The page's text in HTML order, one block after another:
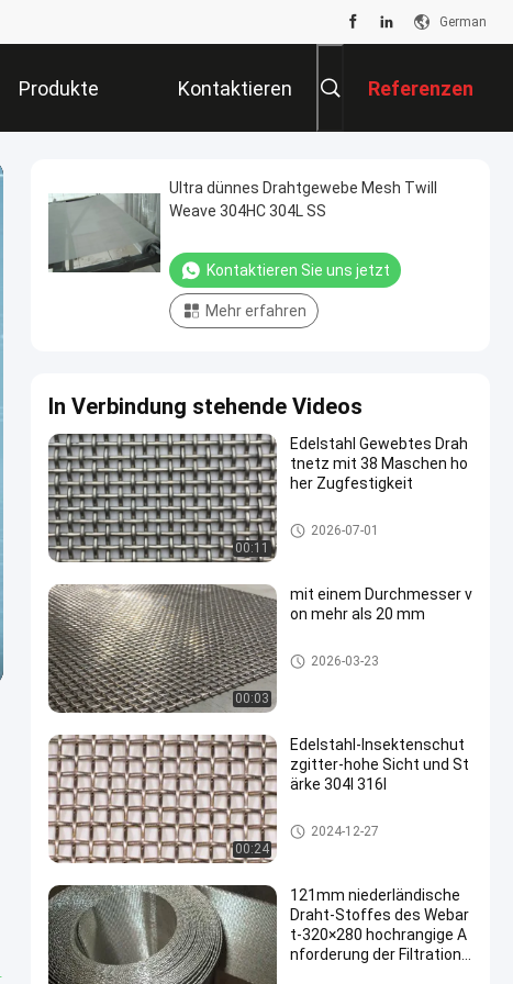
German
Produkte Kontaktieren
Sie Uns
Referenzen
Ultra dünnes Drahtgewebe Mesh Twill
Weave 304HC 304L SS
Kontaktieren Sie uns jetzt
Mehr erfahren
In Verbindung stehende Videos
00:11
Edelstahl Gewebtes Drah
tnetz mit 38 Maschen ho
her Zugfestigkeit
SS-Drahtgewebemaschendrah
t
2026-07-01
00:03
mit einem Durchmesser v
on mehr als 20 mm
SS-Drahtgewebemaschendrah
t
2026-03-23
00:24
Edelstahl-Insektenschut
zgitter-hohe Sicht und St
ärke 304l 316l
SS-Drahtgewebemaschendrah
t
2024-12-27
121mm niederländische
Draht-Stoffes des Webar
t-320×280 hochrangige A
nforderung der Filtration i